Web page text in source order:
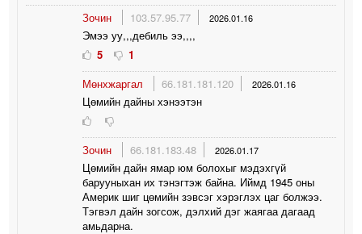
Зочин
103.57.95.77 2026.01.16
Эмээ уу,,,дебиль ээ,,,,
5
1
Мөнхжаргал
66.181.181.120 2026.01.16
Цөмийн дайны хэнээтэн
Зочин 66.181.183.48 2026.01.17
Цөмийн дайн ямар юм болохыг мэдэхгүй
барууныхан их тэнэгтэж байна. Иймд 1945 оны
Америк шиг цөмийн зэвсэг хэрэглэх цаг болжээ.
Тэгвэл дайн зогсож, дэлхий дэг жаягаа дагаад
амьдарна.